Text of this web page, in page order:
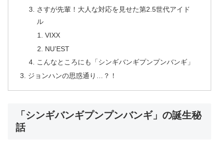
さすが先輩！大人な対応を見せた第2.5世代アイド
ル
VIXX
NU’EST
こんなところにも「シンギバンギプンプンバンギ」
ジョンハンの思惑通り…？！
「シンギバンギプンプンバンギ」の誕生秘
話